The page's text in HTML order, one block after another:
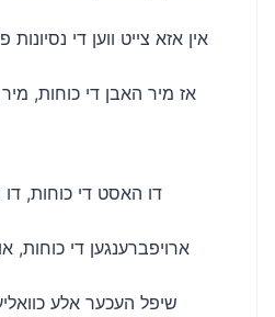
אין אזא צייט ווען די נסיונות
אז מיר האבן די כוחות,
דו האסט די כוחות, דו
ארויפברענגען די כוחות,
שיפל העכער אלע